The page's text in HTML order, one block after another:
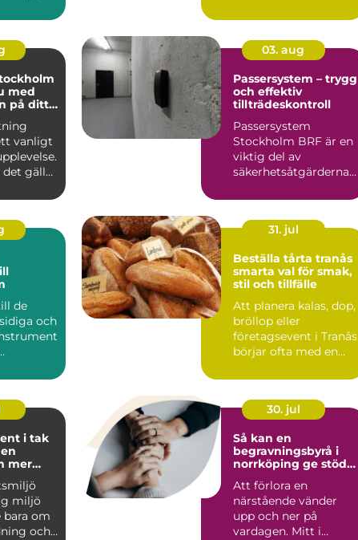
med
på ditt
vanligt
gäller
03. aug
Passersystem – trygg
och effektiv
tillträdeskontroll
Passersystem
Stockholm BRF är en
viktig del av
säkerhetsåtgärderna
de
och
31. jul
Beställa tårta tranås
smarta val för smak,
stil och tillfälle
Att planera kalas, dop,
bröllop eller
företagsevent i Tranås
börjar ofta med en
i tak
mer
miljö
bara om
och
30. jul
Så kan en
begravningsbyrå i
norrköping ge stöd
Att förlora en
närstående vänder
upp och ner på
vardagen. Mitt i